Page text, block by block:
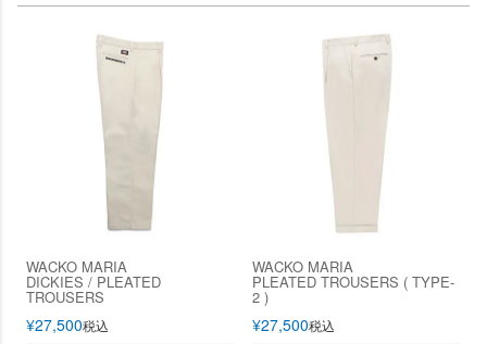
WACKO MARIA
DICKIES / PLEATED
TROUSERS
¥27,500税込
WACKO MARIA
PLEATED TROUSERS ( TYPE-
2 )
¥27,500税込